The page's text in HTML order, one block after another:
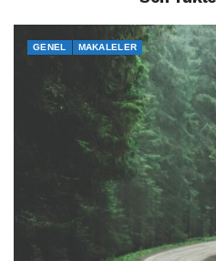
GENEL MAKALELER